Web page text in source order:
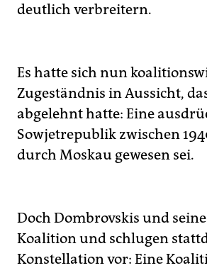
deutlich verbreitern.
Es hatte sich nun
Zugeständnis in Aussicht,
abgelehnt hatte: Eine
Sowjetrepublik zwischen
durch Moskau gewesen sei.
Doch Dombrovskis und
Koalition und schlugen
Konstellation vor: Eine